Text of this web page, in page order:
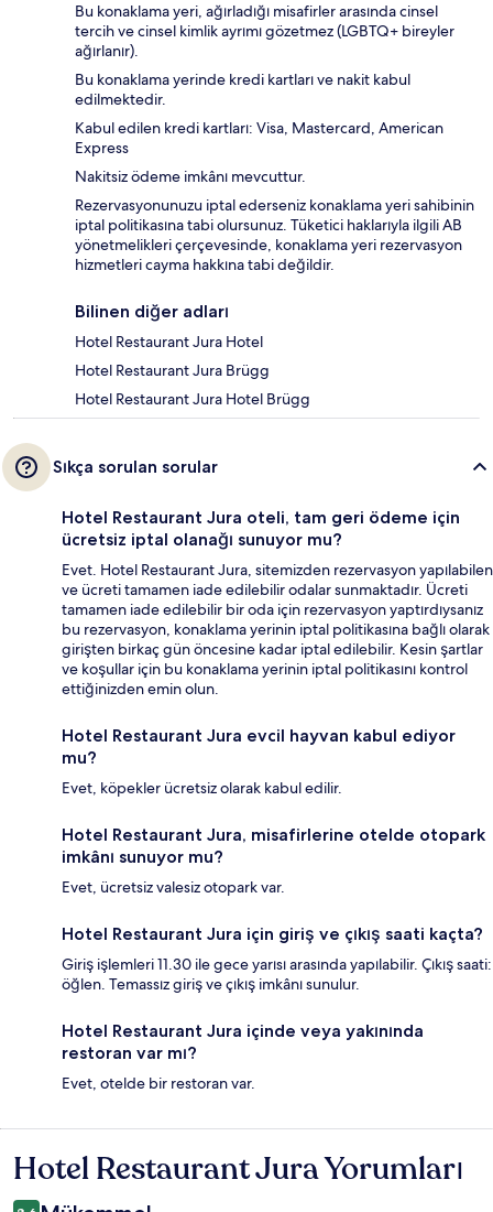
Bu konaklama yeri, ağırladığı misafirler arasında cinsel
tercih ve cinsel kimlik ayrımı gözetmez (LGBTQ+ bireyler
ağırlanır).
Bu konaklama yerinde kredi kartları ve nakit kabul
edilmektedir.
Kabul edilen kredi kartları: Visa, Mastercard, American
Express
Nakitsiz ödeme imkânı mevcuttur.
Rezervasyonunuzu iptal ederseniz konaklama yeri sahibinin
iptal politikasına tabi olursunuz. Tüketici haklarıyla ilgili AB
yönetmelikleri çerçevesinde, konaklama yeri rezervasyon
hizmetleri cayma hakkına tabi değildir.
Bilinen diğer adları
Hotel Restaurant Jura Hotel
Hotel Restaurant Jura Brügg
Hotel Restaurant Jura Hotel Brügg
Sıkça sorulan sorular
Hotel Restaurant Jura oteli, tam geri ödeme için
ücretsiz iptal olanağı sunuyor mu?
Evet. Hotel Restaurant Jura, sitemizden rezervasyon yapılabilen
ve ücreti tamamen iade edilebilir odalar sunmaktadır. Ücreti
tamamen iade edilebilir bir oda için rezervasyon yaptırdıysanız
bu rezervasyon, konaklama yerinin iptal politikasına bağlı olarak
girişten birkaç gün öncesine kadar iptal edilebilir. Kesin şartlar
ve koşullar için bu konaklama yerinin iptal politikasını kontrol
ettiğinizden emin olun.
Hotel Restaurant Jura evcil hayvan kabul ediyor
mu?
Evet, köpekler ücretsiz olarak kabul edilir.
Hotel Restaurant Jura, misafirlerine otelde otopark
imkânı sunuyor mu?
Evet, ücretsiz valesiz otopark var.
Hotel Restaurant Jura için giriş ve çıkış saati kaçta?
Giriş işlemleri 11.30 ile gece yarısı arasında yapılabilir. Çıkış saati:
öğlen. Temassız giriş ve çıkış imkânı sunulur.
Hotel Restaurant Jura içinde veya yakınında
restoran var mı?
Evet, otelde bir restoran var.
Yorumlar
Hotel Restaurant Jura Yorumları